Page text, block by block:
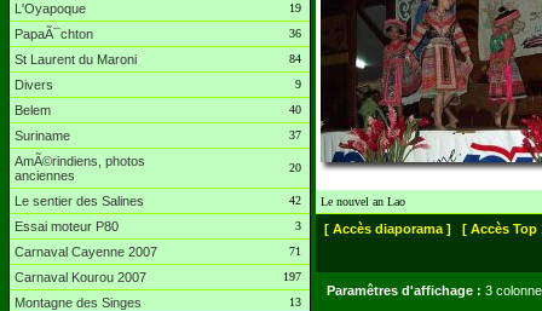
L'Oyapoque 19
PapaÃ¯chton 36
St Laurent du Maroni 84
Divers 9
Belem 40
Suriname 37
AmÃ©rindiens, photos
anciennes
20
Le sentier des Salines 42
Essai moteur P80 3
Carnaval Cayenne 2007 71
Carnaval Kourou 2007 197
Montagne des Singes 13
Le nouvel an Lao
[ Accès diaporama ] [ Accès Top
Paramêtres d'affichage : 3